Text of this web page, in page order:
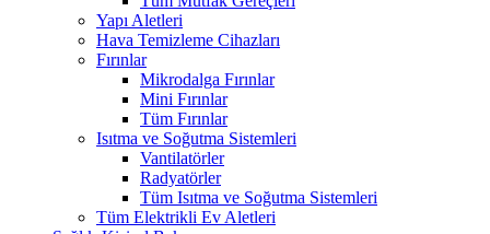
Yapı Aletleri
Hava Temizleme Cihazları
Fırınlar
Mikrodalga Fırınlar
Mini Fırınlar
Tüm Fırınlar
Isıtma ve Soğutma Sistemleri
Vantilatörler
Radyatörler
Tüm Isıtma ve Soğutma Sistemleri
Tüm Elektrikli Ev Aletleri